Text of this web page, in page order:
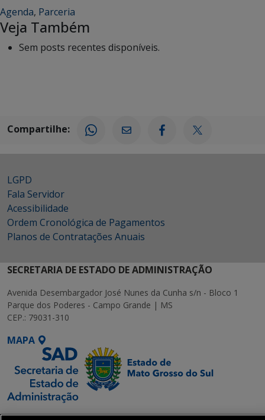
Agenda, Parceria
Veja Também
Sem posts recentes disponíveis.
Compartilhe:
LGPD
Fala Servidor
Acessibilidade
Ordem Cronológica de Pagamentos
Planos de Contratações Anuais
SECRETARIA DE ESTADO DE ADMINISTRAÇÃO
Avenida Desembargador José Nunes da Cunha s/n - Bloco 1
Parque dos Poderes - Campo Grande | MS
CEP.: 79031-310
MAPA